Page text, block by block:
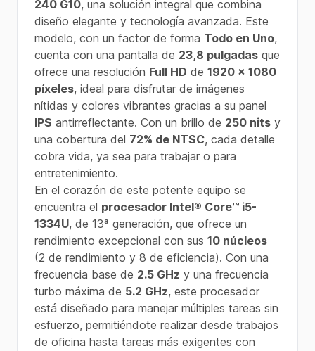
240 G10, una solución integral que combina
diseño elegante y tecnología avanzada. Este
modelo, con un factor de forma Todo en Uno,
cuenta con una pantalla de 23,8 pulgadas que
ofrece una resolución Full HD de 1920 x 1080
píxeles, ideal para disfrutar de imágenes
nítidas y colores vibrantes gracias a su panel
IPS antirreflectante. Con un brillo de 250 nits y
una cobertura del 72% de NTSC, cada detalle
cobra vida, ya sea para trabajar o para
entretenimiento.
En el corazón de este potente equipo se
encuentra el procesador Intel® Core™ i5-
1334U, de 13ª generación, que ofrece un
rendimiento excepcional con sus 10 núcleos
(2 de rendimiento y 8 de eficiencia). Con una
frecuencia base de 2.5 GHz y una frecuencia
turbo máxima de 5.2 GHz, este procesador
está diseñado para manejar múltiples tareas sin
esfuerzo, permitiéndote realizar desde trabajos
de oficina hasta tareas más exigentes con